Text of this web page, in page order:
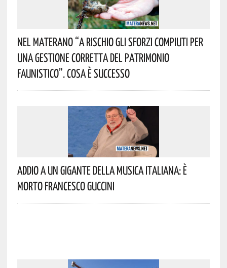
Nel Materano “a Rischio Gli Sforzi Compiuti Per
Una Gestione Corretta Del Patrimonio
Faunistico”. Cosa È Successo
Addio A Un Gigante Della Musica Italiana: È
Morto Francesco Guccini